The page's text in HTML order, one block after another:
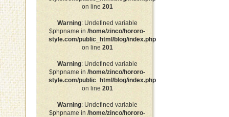
on line 201
Warning: Undefined variable
$phpname in /home/zinco/hororo-
style.com/public_html/blog/index.php
on line 201
Warning: Undefined variable
$phpname in /home/zinco/hororo-
style.com/public_html/blog/index.php
on line 201
Warning: Undefined variable
$phpname in /home/zinco/hororo-